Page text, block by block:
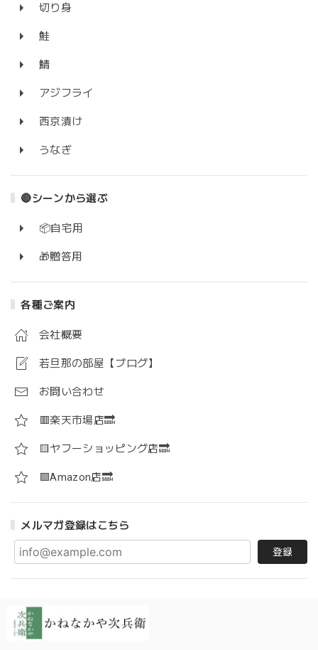
切り身
鮭
鯖
アジフライ
西京漬け
うなぎ
🔴シーンから選ぶ
📦自宅用
🎁贈答用
各種ご案内
会社概要
若旦那の部屋【ブログ】
お問い合わせ
🟥楽天市場店🔜
🟨ヤフーショッピング店🔜
🟪Amazon店🔜
メルマガ登録はこちら
登録